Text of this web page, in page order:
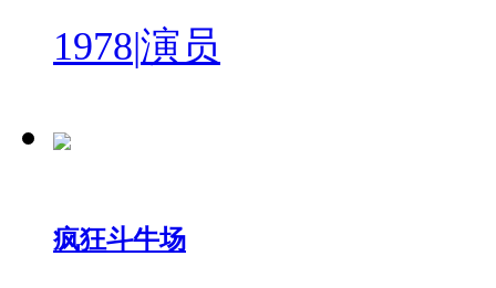
1978|演员
疯狂斗牛场